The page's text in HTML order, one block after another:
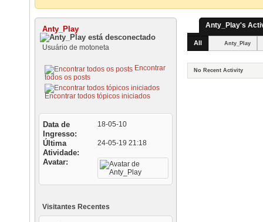
Anty_Play
Usuário de motoneta
Encontrar
todos os posts
Encontrar todos tópicos iniciados
Data de
Ingresso
18-05-10
Última
Atividade
24-05-19 21:18
Avatar
Visitantes Recentes
Anty_Play's
All Anty_Play
No Recent Activity